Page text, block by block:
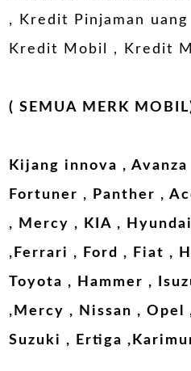
, Kredit Pinjaman uang
Kredit Mobil , Kredit
( SEMUA MERK
Kijang innova ,
Fortuner , Panther ,
, Mercy , KIA ,
,Ferrari , Ford , Fiat ,
Toyota , Hammer ,
,Mercy , Nissan , Opel
Suzuki , Ertiga